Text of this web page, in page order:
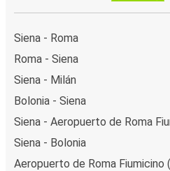
Siena - Roma
Roma - Siena
Siena - Milán
Bolonia - Siena
Siena - Aeropuerto de Roma
Siena - Bolonia
Aeropuerto de Roma Fiumicino